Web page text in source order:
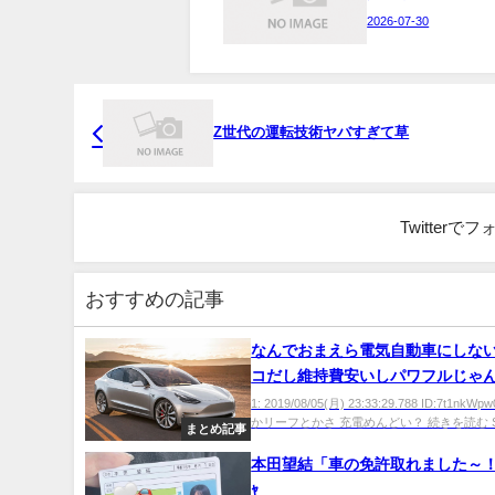
2026-07-30
Z世代の運転技術ヤバすぎて草
Twitterでフ
おすすめの記事
まとめ記事
なんでおまえら電気自動車にしな
コだし維持費安いしパワフルじゃ
1: 2019/08/05(月) 23:33:29.788
かリーフとかさ 充電めんどい？ 続きを読む
本田望結「車の免許取れました～
ｬ